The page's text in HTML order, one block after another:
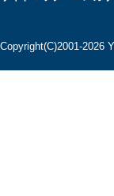
Copyright(C)2001‐2026